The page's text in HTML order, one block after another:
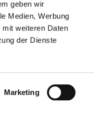
geben wir
Medien, Werbung
weiteren Daten
der Dienste
Marketing